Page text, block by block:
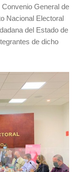
General de
Nacional Electoral
del Estado de
de dicho